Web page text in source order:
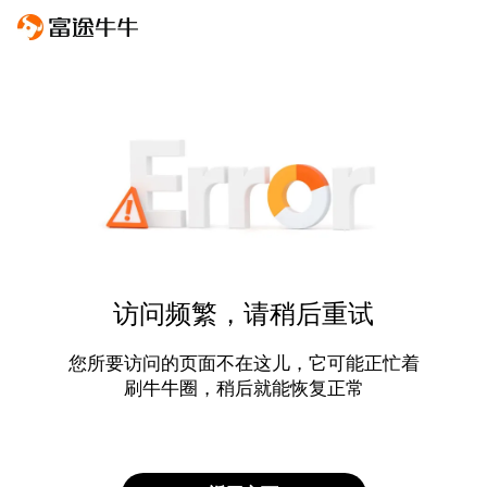
访问频繁，请稍后重试
您所要访问的页面不在这儿，它可能正忙着
刷牛牛圈，稍后就能恢复正常